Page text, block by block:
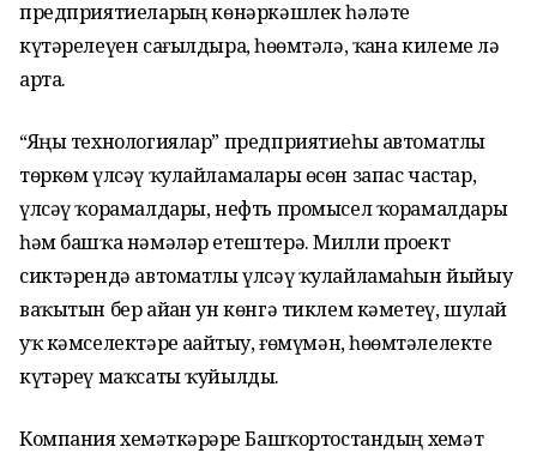
предприятиеларҙың көнәркәшлек һәләте
күтәрелеүен сағылдыра, һөҙөмтәлә, ҡаҙна килеме лә
арта.
“Яңы технологиялар” предприятиеһы автоматлы
төркөм үлсәү ҡулайламалары өсөн запас частар,
үлсәү ҡорамалдары, нефть промысел ҡорамалдары
һәм башҡа нәмәләр етештерә. Милли проект
сиктәрендә автоматлы үлсәү ҡулайламаһын йыйыу
ваҡытын бер айҙан ун көнгә тиклем кәметеү, шулай
уҡ кәмселектәрҙе аҙайтыу, ғөмүмән, һөҙөмтәлелекте
күтәреү маҡсаты ҡуйылды.
Компания хеҙмәткәрҙәре Башҡортостандың хеҙмәт